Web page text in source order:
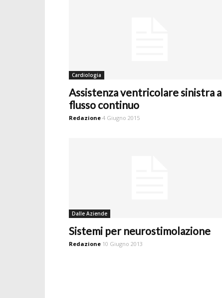
Cardiologia
Assistenza ventricolare sinistra a
flusso continuo
Redazione 4 Giugno 2015
Dalle Aziende
Sistemi per neurostimolazione
Redazione 10 Giugno 2013